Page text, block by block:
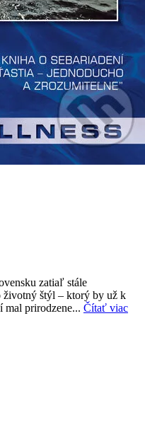
zatiaľ stále
životný štýl – ktorý by už k
mal prirodzene... Čítať viac